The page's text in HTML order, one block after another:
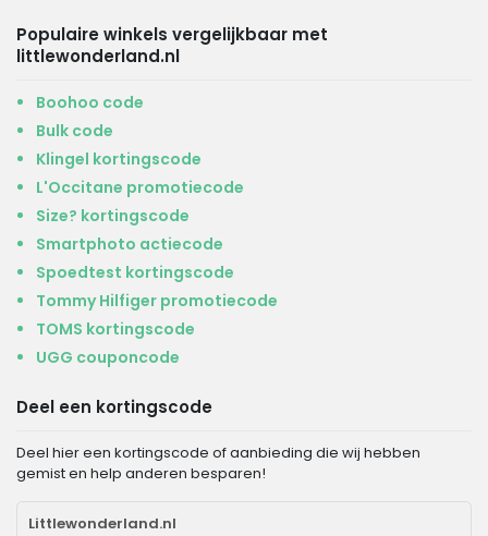
Populaire winkels vergelijkbaar met
littlewonderland.nl
Boohoo code
Bulk code
Klingel kortingscode
L'Occitane promotiecode
Size? kortingscode
Smartphoto actiecode
Spoedtest kortingscode
Tommy Hilfiger promotiecode
TOMS kortingscode
UGG couponcode
Deel een kortingscode
Deel hier een kortingscode of aanbieding die wij hebben
gemist en help anderen besparen!